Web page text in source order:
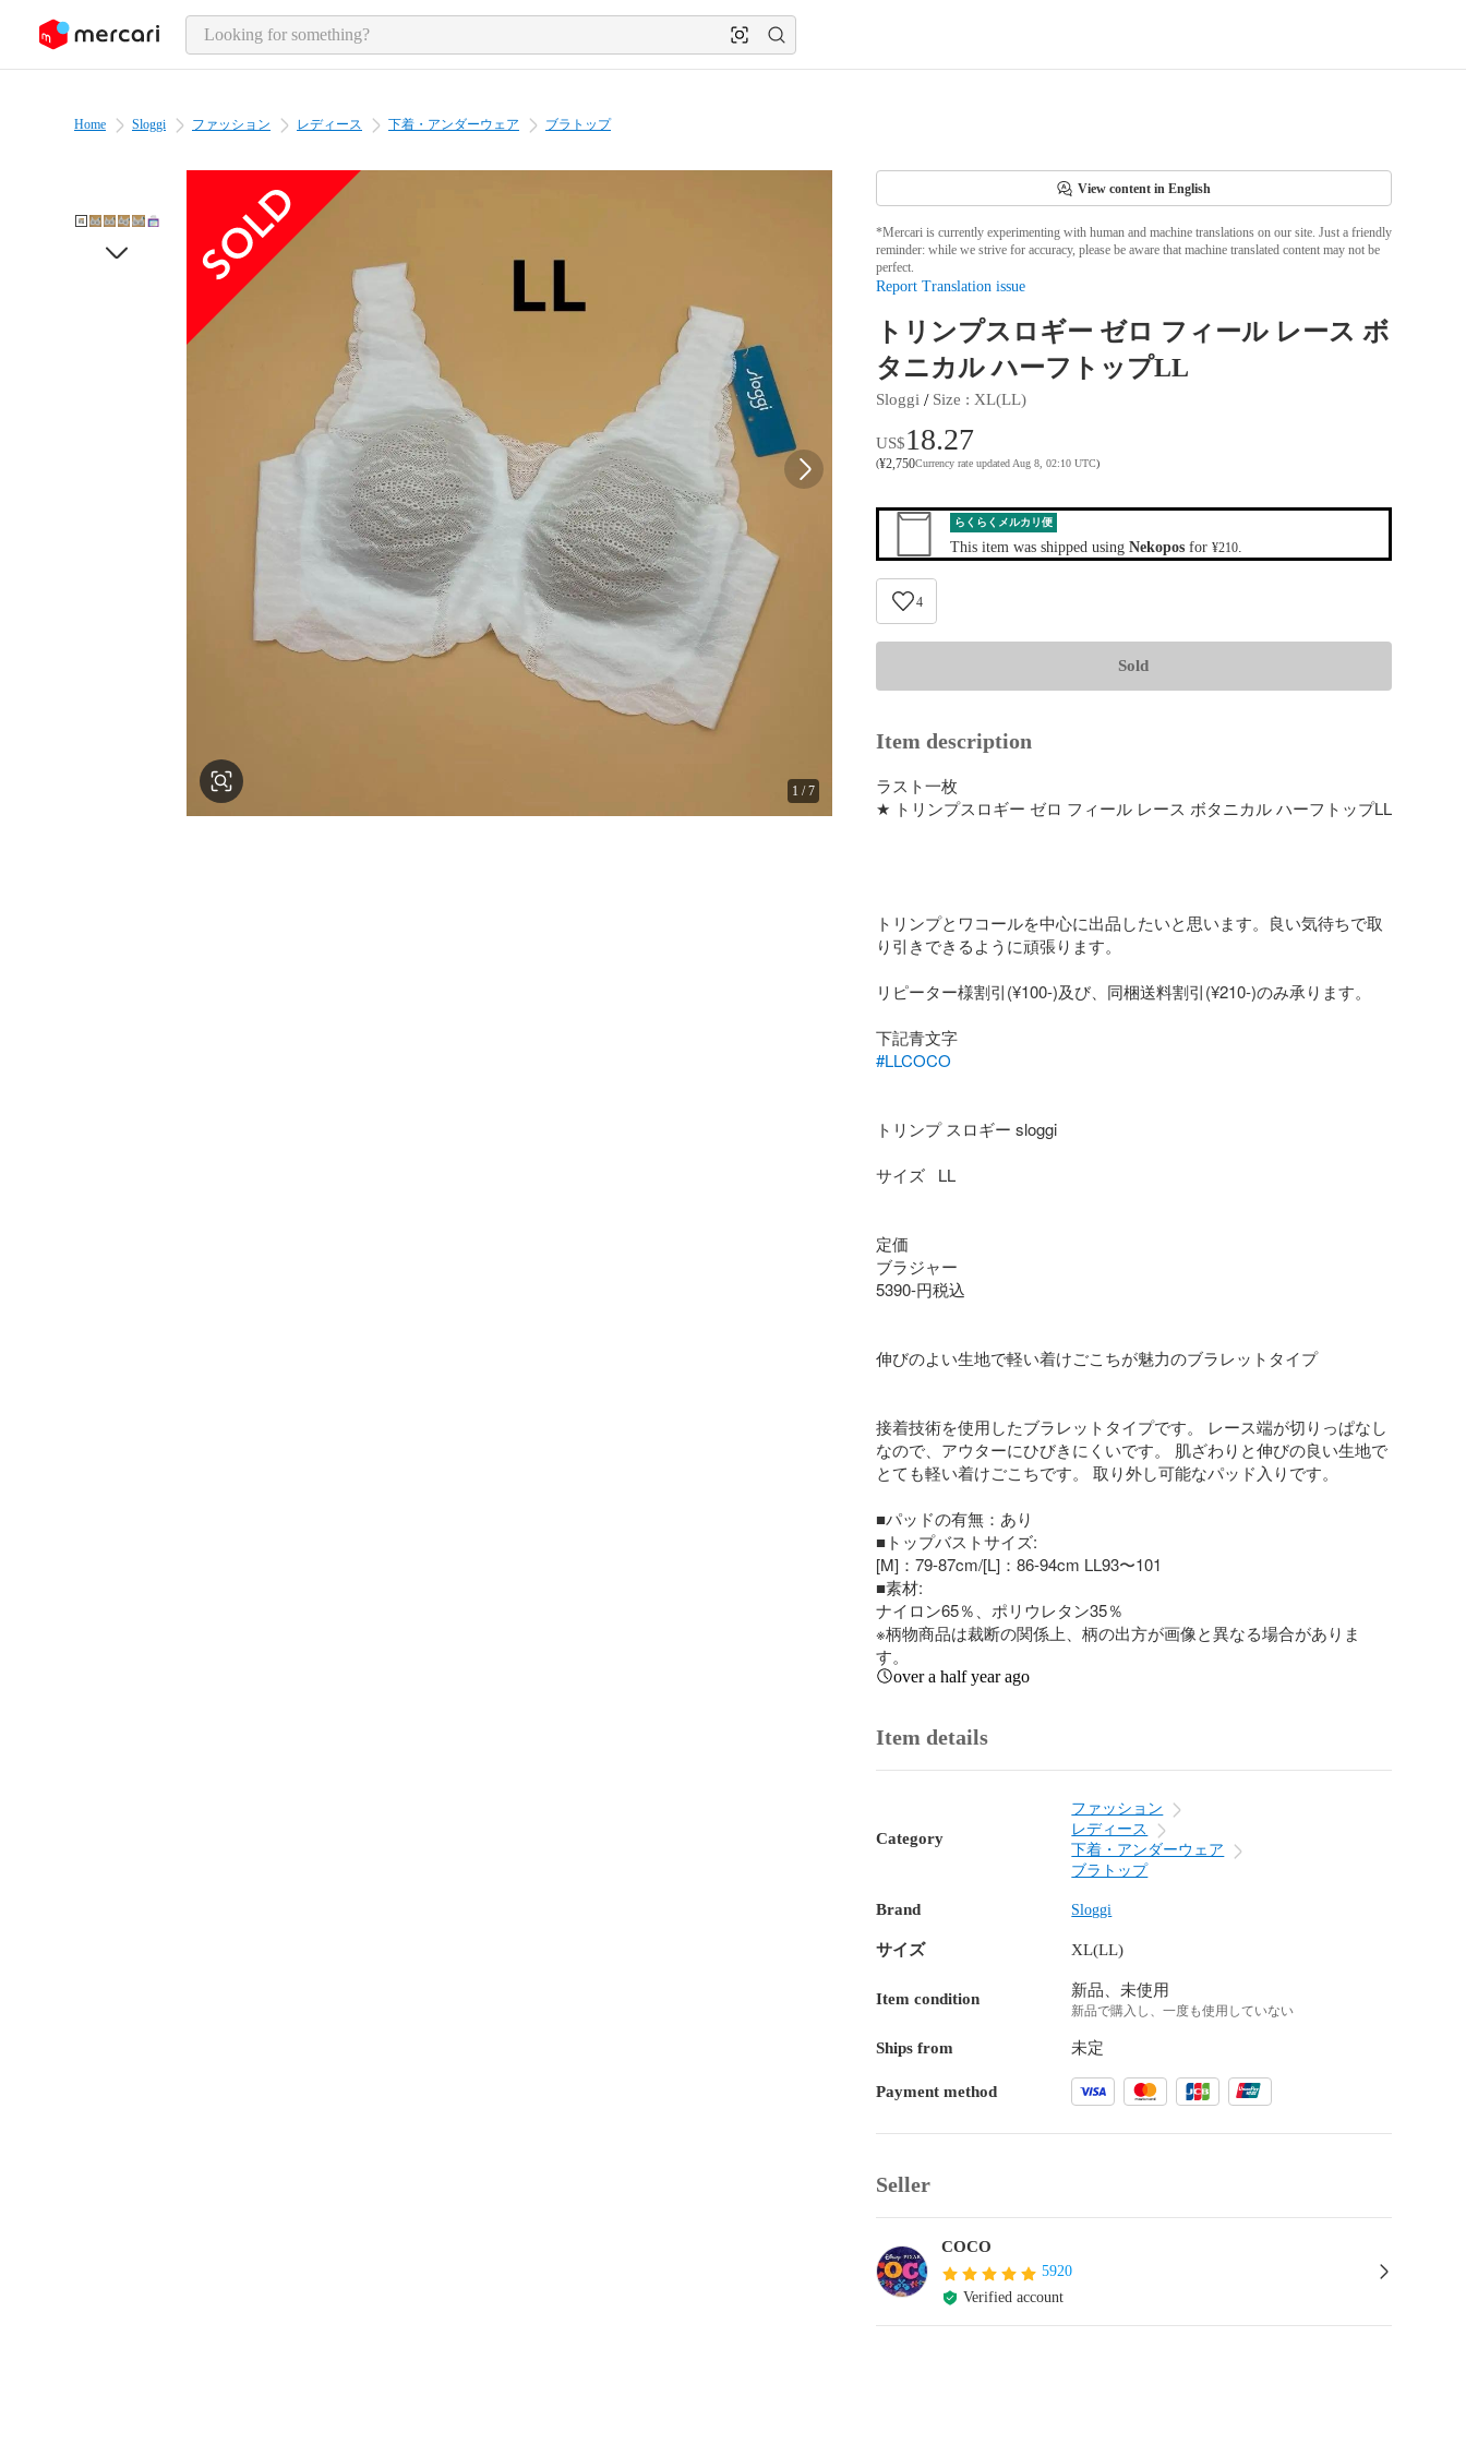
page content
Home Sloggi ファッション レディース 下着・アンダーウェア ブラトップ
1 /7
View content in English
*Mercari is currently experimenting with human and machine translations on our site. Just a friendly
reminder: while we strive for accuracy, please be aware that machine translated content may not be
perfect.
Report Translation issue
トリンプスロギー ゼロ フィール レース ボ
タニカル ハーフトップLL
Sloggi / Size : XL(LL)
US$18.27
(¥2,750Currency rate updated Aug 8, 02:10 UTC)
らくらくメルカリ便
This item was shipped using Nekoposfor ¥210.
4
Sold
Item description
ラスト一枚
★ トリンプスロギー ゼロ フィール レース ボタニカル ハーフトップLL
トリンプとワコールを中心に出品したいと思います。良い気待ちで取
り引きできるように頑張ります。
リピーター様割引(¥100-)及び、同梱送料割引(¥210-)のみ承ります。
下記青文字
#LLCOCO
トリンプ スロギー sloggi
サイズ   LL
定価
ブラジャー
5390-円税込
伸びのよい生地で軽い着けごこちが魅力のブラレットタイプ
接着技術を使用したブラレットタイプです。 レース端が切りっぱなし
なので、アウターにひびきにくいです。 肌ざわりと伸びの良い生地で
とても軽い着けごこちです。 取り外し可能なパッド入りです。
■パッドの有無：あり
■トップバストサイズ:
[M]：79-87cm/[L]：86-94cm LL93〜101
■素材:
ナイロン65％、ポリウレタン35％
※柄物商品は裁断の関係上、柄の出方が画像と異なる場合がありま
す。
over a half year ago
Item details
Category
ファッション
レディース
下着・アンダーウェア
ブラトップ
Brand Sloggi
サイズ XL(LL)
Item condition 新品、未使用
新品で購入し、一度も使用していない
Ships from 未定
Payment method
Seller
COCO
5920
Verified account